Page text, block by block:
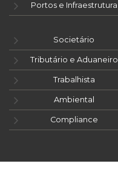
Portos e Infraestrutura
Societário
Tributário e Aduaneiro
Trabalhista
Ambiental
Compliance